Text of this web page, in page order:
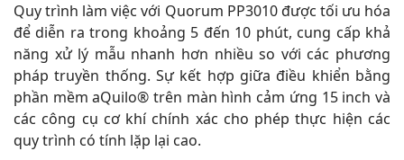
Quy trình làm việc với Quorum PP3010 được tối ưu hóa
để diễn ra trong khoảng 5 đến 10 phút, cung cấp khả
năng xử lý mẫu nhanh hơn nhiều so với các phương
pháp truyền thống. Sự kết hợp giữa điều khiển bằng
phần mềm aQuilo® trên màn hình cảm ứng 15 inch và
các công cụ cơ khí chính xác cho phép thực hiện các
quy trình có tính lặp lại cao.